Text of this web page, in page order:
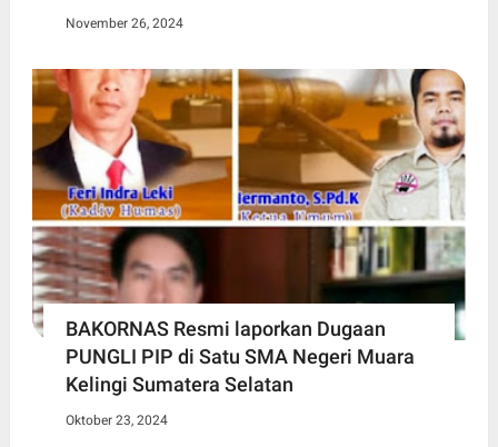
November 26, 2024
BAKORNAS Resmi laporkan Dugaan
PUNGLI PIP di Satu SMA Negeri Muara
Kelingi Sumatera Selatan
Oktober 23, 2024